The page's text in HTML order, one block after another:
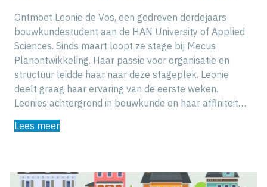
Ontmoet Leonie de Vos, een gedreven derdejaars
bouwkundestudent aan de HAN University of Applied
Sciences. Sinds maart loopt ze stage bij Mecus
Planontwikkeling. Haar passie voor organisatie en
structuur leidde haar naar deze stageplek. Leonie
deelt graag haar ervaring van de eerste weken.
Leonies achtergrond in bouwkunde en haar affiniteit…
Lees meer